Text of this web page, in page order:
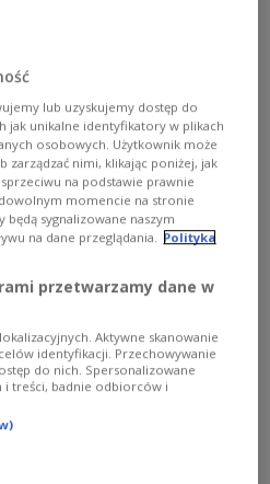
powiatu
przez Polskę
Niemiec.
przeprowadził bardzo
ile mogliśmy, z
dóbr majątków,
polskich zabytków,
i pomordowanych
ekspertów zajęła się tym
Oni w pierwszych dniach
już zaczęli tu mordować.
tej ziemi, wiedzą o tym
lub uzyskujemy dostęp do
jak unikalne identyfikatory w plikach
osobowych. Użytkownik może
zarządzać nimi, klikając poniżej, jak
na podstawie prawnie
momencie na stronie
sygnalizowane naszym
na dane przeglądania.
Polityka
przetwarzamy dane w
Aktywne skanowanie
identyfikacji. Przechowywanie
do nich. Spersonalizowane
i treści, badnie odbiorców i